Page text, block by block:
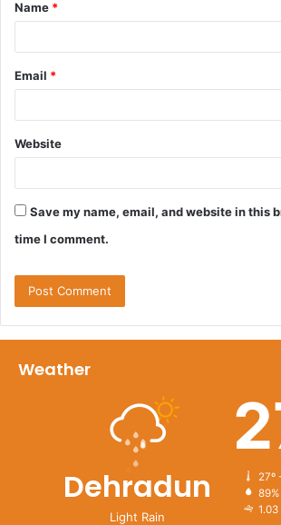
*
Name *
Email *
Website
Save my name, email, and website in this
time I comment.
Weather
Dehradun
Light Rain
27º
89%
1.03